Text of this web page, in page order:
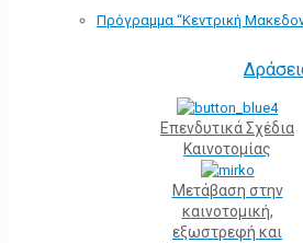
Πρόγραμμα “Κεντρική
Επενδυτικά Σχέδια
Καινοτομίας
Μετάβαση στην
καινοτομική,
εξωστρεφή και